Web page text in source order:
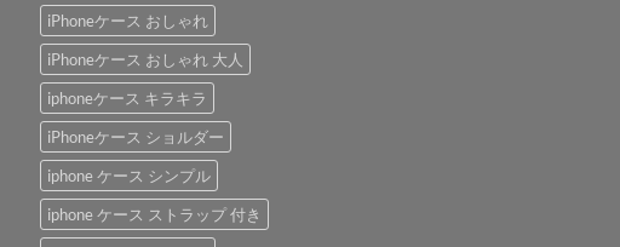
iPhoneケース おしゃれ
iPhoneケース おしゃれ 大人
iphoneケース キラキラ
iPhoneケース ショルダー
iphone ケース シンプル
iphone ケース ストラップ 付き